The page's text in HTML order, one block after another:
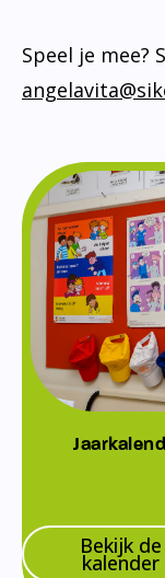
Speel je mee?
Bekijk de
kalender